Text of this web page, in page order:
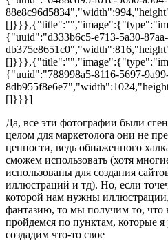
{"uuid":"d333b6c5-e713-5a30-87aa-
{"uuid":"788998a5-8116-5697-
[]}}}]
Да, все эти фотографии были
целом для маркетолога они не
ценности, ведь обнаженного
сможем использовать (хотя
использованы для создания
иллюстраций и тд). Но, если
которой нам нужны
фантазию, то мы получим то, что
пройдемся по пунктам, которые я
создадим что-то свое